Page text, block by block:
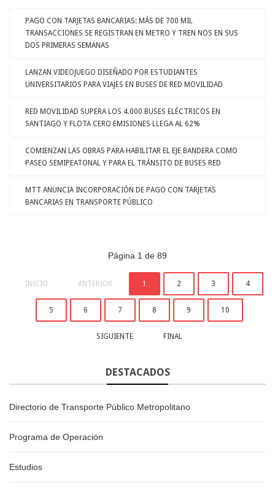
PAGO CON TARJETAS BANCARIAS: MÁS DE 700 MIL
TRANSACCIONES SE REGISTRAN EN METRO Y TREN NOS EN SUS
DOS PRIMERAS SEMANAS
LANZAN VIDEOJUEGO DISEÑADO POR ESTUDIANTES
UNIVERSITARIOS PARA VIAJES EN BUSES DE RED MOVILIDAD
RED MOVILIDAD SUPERA LOS 4.000 BUSES ELÉCTRICOS EN
SANTIAGO Y FLOTA CERO EMISIONES LLEGA AL 62%
COMIENZAN LAS OBRAS PARA HABILITAR EL EJE BANDERA COMO
PASEO SEMIPEATONAL Y PARA EL TRÁNSITO DE BUSES RED
MTT ANUNCIA INCORPORACIÓN DE PAGO CON TARJETAS
BANCARIAS EN TRANSPORTE PÚBLICO
Página 1 de 89
INICIO ANTERIOR 1 2 3 4
5 6 7 8 9 10
SIGUIENTE FINAL
DESTACADOS
Directorio de Transporte Público Metropolitano
Programa de Operación
Estudios